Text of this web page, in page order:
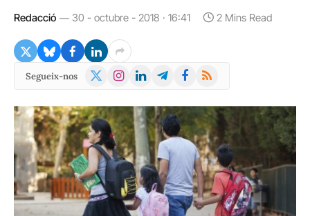
Redacció 30 - octubre - 2018 · 16:41 2 Mins Read
Segueix-nos
X
Instagram
LinkedInTelegramFacebook
RSS